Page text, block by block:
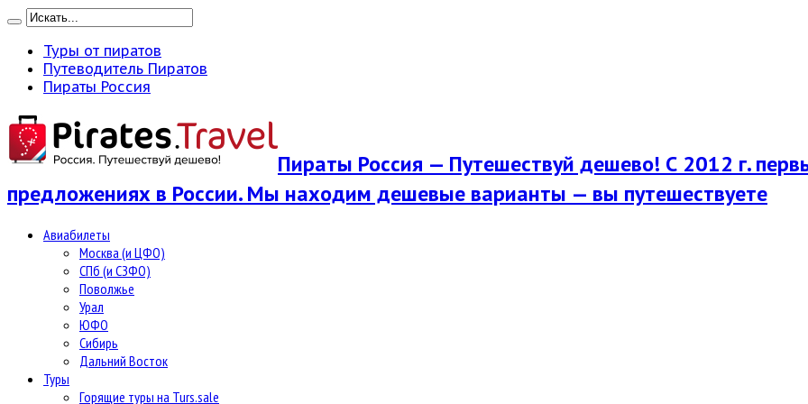
Туры от пиратов
Путеводитель Пиратов
Пираты Россия
Пираты Россия — Путешествуй дешево! С 2012 г.
предложениях в России. Мы находим дешевые варианты — вы путешествуете
Авиабилеты
Москва (и ЦФО)
СПб (и СЗФО)
Поволжье
Урал
ЮФО
Сибирь
Дальний Восток
Туры
Горящие туры на Turs.sale